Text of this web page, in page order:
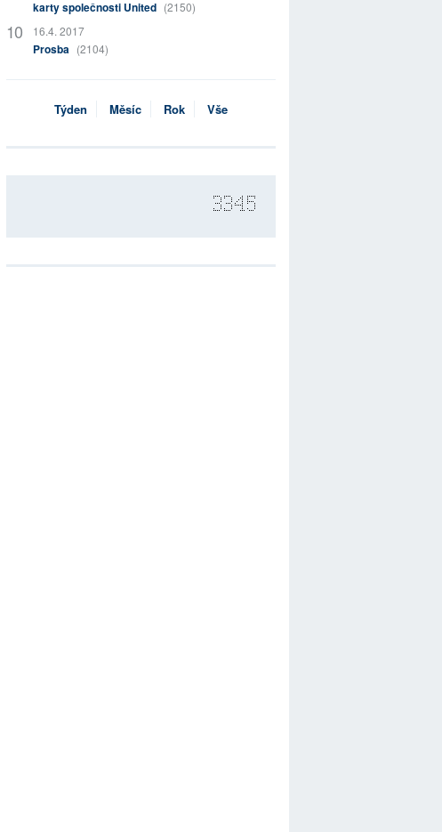
karty společnosti United (2150)
16.4. 2017
Prosba (2104)
Týden Měsíc Rok Vše
3345